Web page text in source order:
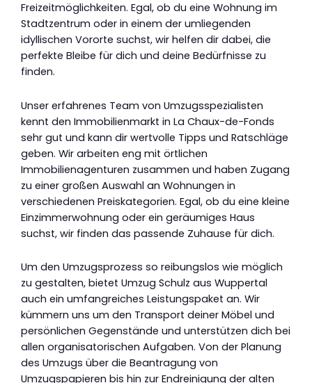
Freizeitmöglichkeiten. Egal, ob du eine Wohnung im
Stadtzentrum oder in einem der umliegenden
idyllischen Vororte suchst, wir helfen dir dabei, die
perfekte Bleibe für dich und deine Bedürfnisse zu
finden.
Unser erfahrenes Team von Umzugsspezialisten
kennt den Immobilienmarkt in La Chaux-de-Fonds
sehr gut und kann dir wertvolle Tipps und Ratschläge
geben. Wir arbeiten eng mit örtlichen
Immobilienagenturen zusammen und haben Zugang
zu einer großen Auswahl an Wohnungen in
verschiedenen Preiskategorien. Egal, ob du eine kleine
Einzimmerwohnung oder ein geräumiges Haus
suchst, wir finden das passende Zuhause für dich.
Um den Umzugsprozess so reibungslos wie möglich
zu gestalten, bietet Umzug Schulz aus Wuppertal
auch ein umfangreiches Leistungspaket an. Wir
kümmern uns um den Transport deiner Möbel und
persönlichen Gegenstände und unterstützen dich bei
allen organisatorischen Aufgaben. Von der Planung
des Umzugs über die Beantragung von
Umzugspapieren bis hin zur Endreinigung der alten